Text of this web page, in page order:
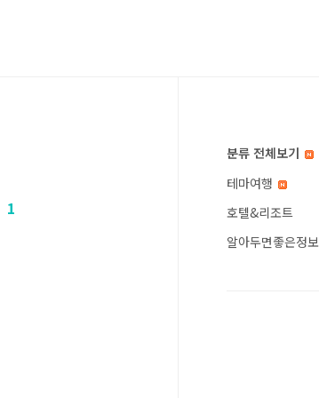
1
분류 전체보기
테마여행
호텔&리조트
알아두면좋은정보